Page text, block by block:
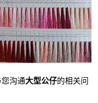
沟通大型公仔的相关问